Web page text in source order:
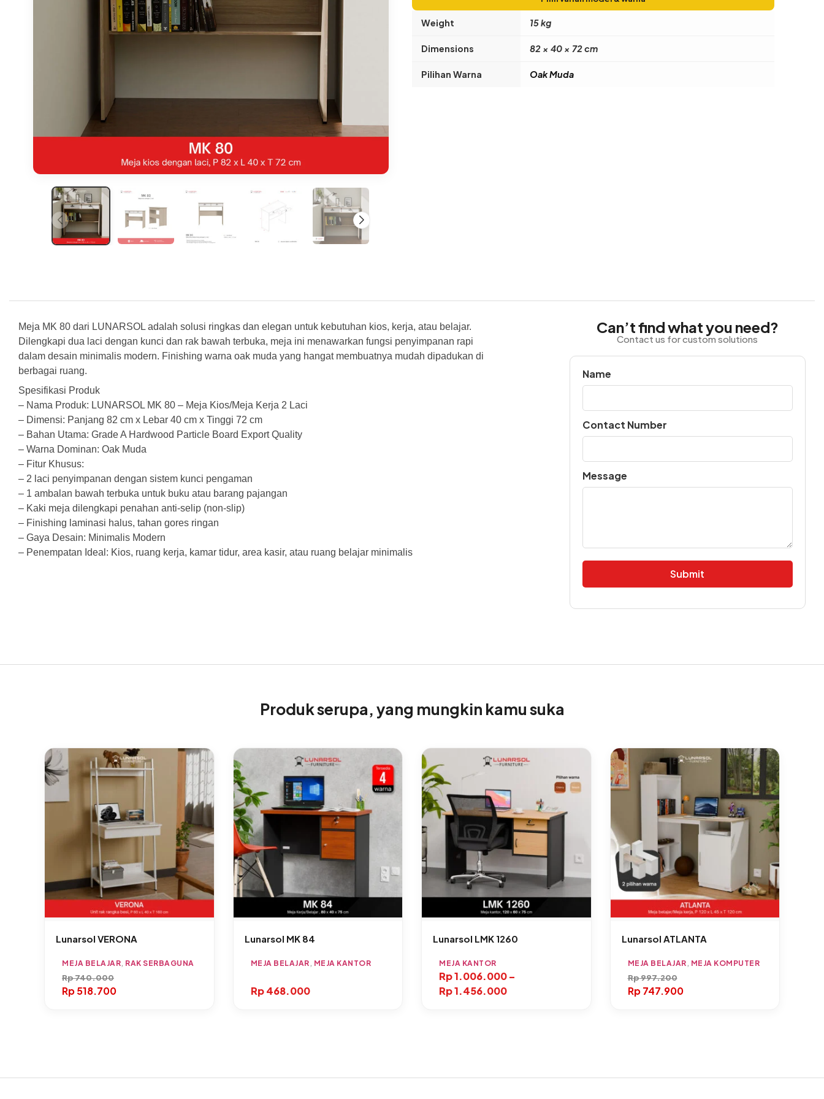
Weight 15 kg
Dimensions 82 × 40 × 72 cm
Pilihan Warna Oak Muda
Meja MK 80 dari LUNARSOL adalah solusi ringkas dan elegan untuk kebutuhan kios, kerja, atau belajar.
Dilengkapi dua laci dengan kunci dan rak bawah terbuka, meja ini menawarkan fungsi penyimpanan rapi
dalam desain minimalis modern. Finishing warna oak muda yang hangat membuatnya mudah dipadukan di
berbagai ruang.
Spesifikasi Produk
– Nama Produk: LUNARSOL MK 80 – Meja Kios/Meja Kerja 2 Laci
– Dimensi: Panjang 82 cm x Lebar 40 cm x Tinggi 72 cm
– Bahan Utama: Grade A Hardwood Particle Board Export Quality
– Warna Dominan: Oak Muda
– Fitur Khusus:
– 2 laci penyimpanan dengan sistem kunci pengaman
– 1 ambalan bawah terbuka untuk buku atau barang pajangan
– Kaki meja dilengkapi penahan anti-selip (non-slip)
– Finishing laminasi halus, tahan gores ringan
– Gaya Desain: Minimalis Modern
– Penempatan Ideal: Kios, ruang kerja, kamar tidur, area kasir, atau ruang belajar minimalis
Can’t find what you need?
Contact us for custom solutions
Name
Contact Number
Message
Produk serupa, yang mungkin kamu suka
Lunarsol VERONA
MEJA BELAJAR, RAK SERBAGUNA
Rp740.000
Rp518.700
Lunarsol MK 84
MEJA BELAJAR , MEJA KANTOR
Rp468.000
Lunarsol LMK 1260
MEJA KANTOR
Rp1.006.000–
Rp1.456.000
Lunarsol ATLANTA
MEJA BELAJAR , MEJA KOMPUTER
Rp997.200
Rp747.900